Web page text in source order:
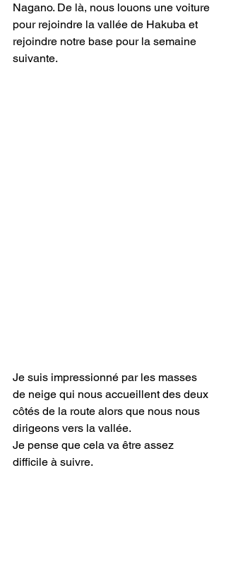
Nagano. De là, nous louons une voiture
pour rejoindre la vallée de Hakuba et
rejoindre notre base pour la semaine
suivante.
Je suis impressionné par les masses
de neige qui nous accueillent des deux
côtés de la route alors que nous nous
dirigeons vers la vallée.
Je pense que cela va être assez
difficile à suivre.